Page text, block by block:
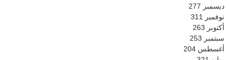
ديسمبر 277
نوفمبر
311
أكتوبر 263
سبتمبر 253
أغسطس 204